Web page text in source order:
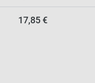
17,85 €